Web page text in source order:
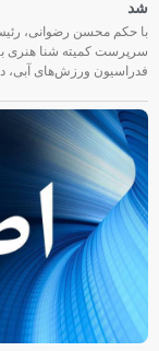
شد
با حکم محسن رضوانی،
سرپرست کمیته شنا هنری
فدراسیون ورزش‌های آبی،